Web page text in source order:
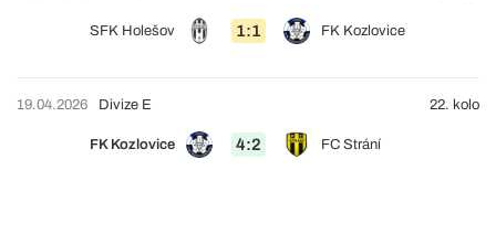
SFK Holešov 1:1 FK Kozlovice
19.04.2026
FK Kozlovice 4:2 FC Strání
Divize E 22. kolo